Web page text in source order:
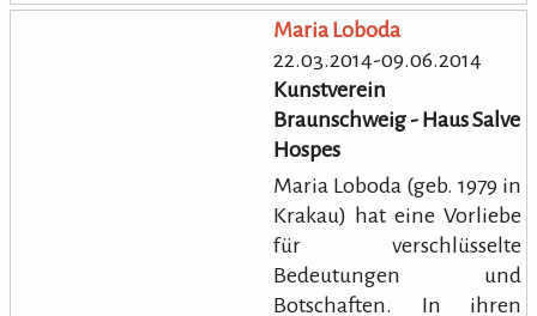
Maria Loboda
22.03.2014-09.06.2014
Kunstverein
Braunschweig - Haus Salve
Hospes
Maria Loboda (geb. 1979 in
Krakau) hat eine Vorliebe
für verschlüsselte
Bedeutungen und
Botschaften. In ihren